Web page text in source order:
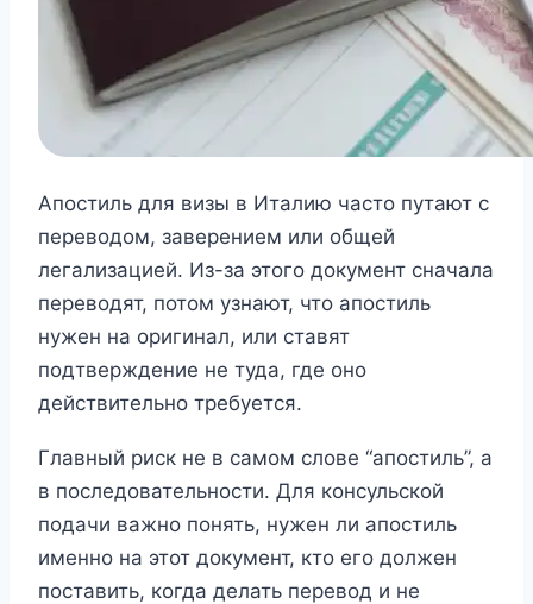
Апостиль для визы в Италию часто путают с
переводом, заверением или общей
легализацией. Из-за этого документ сначала
переводят, потом узнают, что апостиль
нужен на оригинал, или ставят
подтверждение не туда, где оно
действительно требуется.
Главный риск не в самом слове “апостиль”, а
в последовательности. Для консульской
подачи важно понять, нужен ли апостиль
именно на этот документ, кто его должен
поставить, когда делать перевод и не